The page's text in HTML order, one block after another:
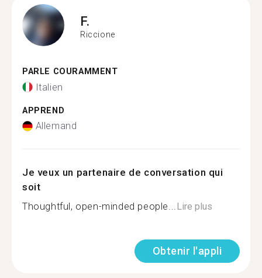
F.
Riccione
PARLE COURAMMENT
Italien
APPREND
Allemand
Je veux un partenaire de conversation qui
soit
Thoughtful, open-minded people...Lire plus
Obtenir l'appli